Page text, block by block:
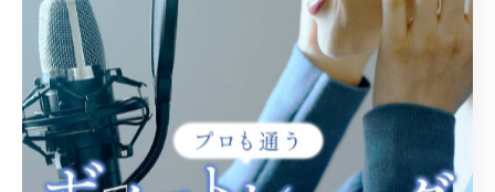
なサポート体制や成長の道筋が用意されているかを知る
うえで大きな指標となります。特に世田谷区のボイトレ
教室では、個人に合わせた指導スタイルへの評価が高い
傾向にあります。
生徒目線で分かるボイトレのサポート体制の重要性